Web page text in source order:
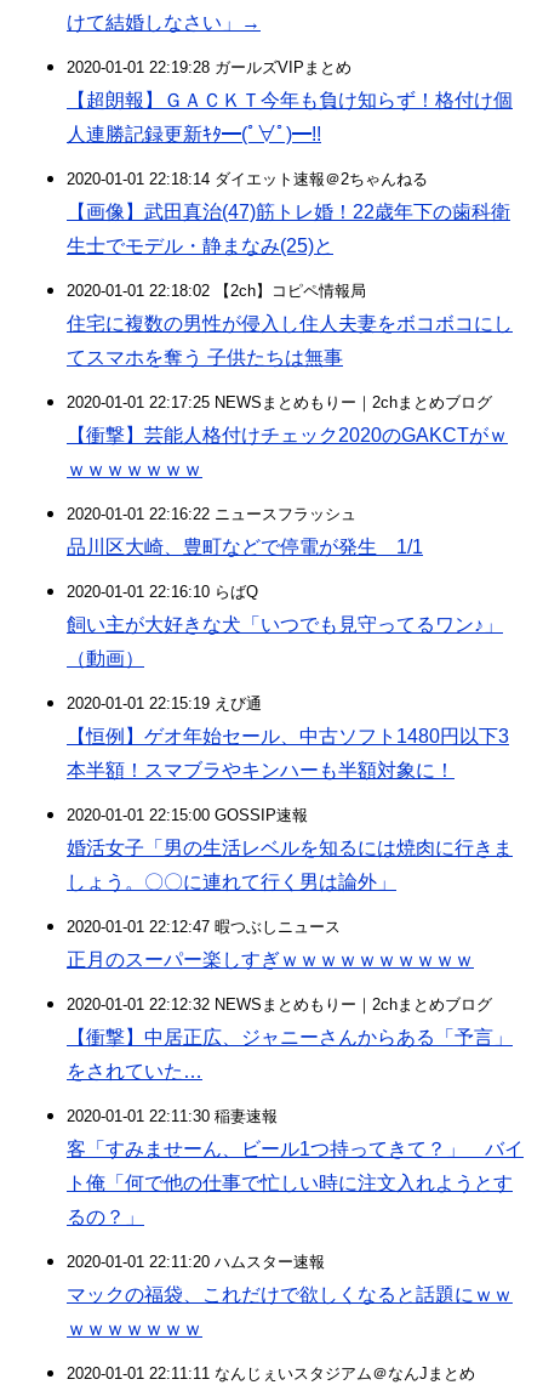
けて結婚しなさい」→
2020-01-01 22:19:28 ガールズVIPまとめ
【超朗報】ＧＡＣＫＴ今年も負け知らず！格付け個
人連勝記録更新ｷﾀ━(ﾟ∀ﾟ)━!!
2020-01-01 22:18:14 ダイエット速報＠2ちゃんねる
【画像】武田真治(47)筋トレ婚！22歳年下の歯科衛
生士でモデル・静まなみ(25)と
2020-01-01 22:18:02 【2ch】コピペ情報局
住宅に複数の男性が侵入し住人夫妻をボコボコにし
てスマホを奪う 子供たちは無事
2020-01-01 22:17:25 NEWSまとめもりー｜2chまとめブログ
【衝撃】芸能人格付けチェック2020のGAKCTがｗ
ｗｗｗｗｗｗｗ
2020-01-01 22:16:22 ニュースフラッシュ
品川区大崎、豊町などで停電が発生 1/1
2020-01-01 22:16:10 らばQ
飼い主が大好きな犬「いつでも見守ってるワン♪」
（動画）
2020-01-01 22:15:19 えび通
【恒例】ゲオ年始セール、中古ソフト1480円以下3
本半額！スマブラやキンハーも半額対象に！
2020-01-01 22:15:00 GOSSIP速報
婚活女子「男の生活レベルを知るには焼肉に行きま
しょう。〇〇に連れて行く男は論外」
2020-01-01 22:12:47 暇つぶしニュース
正月のスーパー楽しすぎｗｗｗｗｗｗｗｗｗｗ
2020-01-01 22:12:32 NEWSまとめもりー｜2chまとめブログ
【衝撃】中居正広、ジャニーさんからある「予言」
をされていた…
2020-01-01 22:11:30 稲妻速報
客「すみませーん、ビール1つ持ってきて？」 バイ
ト俺「何で他の仕事で忙しい時に注文入れようとす
るの？」
2020-01-01 22:11:20 ハムスター速報
マックの福袋、これだけで欲しくなると話題にｗｗ
ｗｗｗｗｗｗｗ
2020-01-01 22:11:11 なんじぇいスタジアム＠なんJまとめ